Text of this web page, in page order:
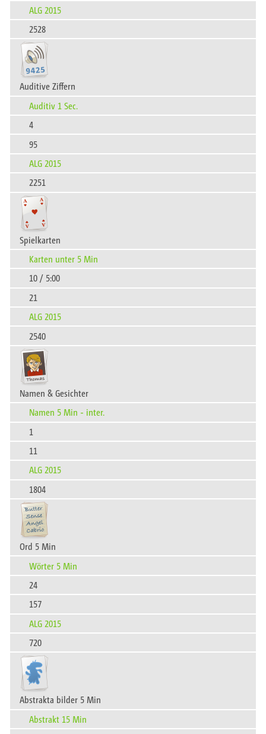
ALG 2015
2528
Auditive Ziffern
Auditiv 1 Sec.
4
95
ALG 2015
2251
Spielkarten
Karten unter 5 Min
10 / 5:00
21
ALG 2015
2540
Namen & Gesichter
Namen 5 Min - inter.
1
11
ALG 2015
1804
Ord 5 Min
Wörter 5 Min
24
157
ALG 2015
720
Abstrakta bilder 5 Min
Abstrakt 15 Min